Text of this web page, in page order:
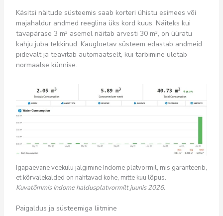
Käsitsi näitude süsteemis saab korteri ühistu esimees või
majahaldur andmed reeglina üks kord kuus. Näiteks kui
tavapärase 3 m³ asemel näitab arvesti 30 m³, on üüratu
kahju juba tekkinud. Kaugloetav süsteem edastab andmeid
pidevalt ja teavitab automaatselt, kui tarbimine ületab
normaalse künnise.
Igapäevane veekulu jälgimine Indome platvormil, mis garanteerib,
et kõrvalekalded on nähtavad kohe, mitte kuu lõpus.
Kuvatõmmis Indome haldusplatvormilt juunis 2026.
Paigaldus ja süsteemiga liitmine